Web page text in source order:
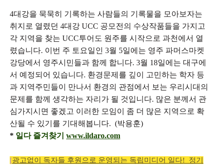
4대강을 묵묵히 기록하는 사람들의 기록물을 모아보자는
취지로 열렸던 4대강 UCC 공모전의 수상작품들을 가지고
각 지역을 찾는 UCC투어도 원주를 시작으로 과천에서 열
렸습니다. 이번 주 토요일인 3월 5일에는 영주 파머스마켓
강당에서 영주시민들과 함께 합니다. 3월 18일에는 대구에
서 예정되어 있습니다. 환경문제를 깊이 고민하는 학자 등
과 지역주민들이 만나서 환경의 관점에서 보는 우리시대의
문제를 함께 생각하는 자리가 될 것입니다. 많은 분께서 관
심가지시면 좋겠고 이러한 모임이 좀 더 많은 지역으로 확
산될 수 있기를 기대해봅니다. (박용훈)
* 일다 즐겨찾기 www.ildaro.com
[광고없이 독자들 후원으로 운영되는 독립미디어 일다! 정기